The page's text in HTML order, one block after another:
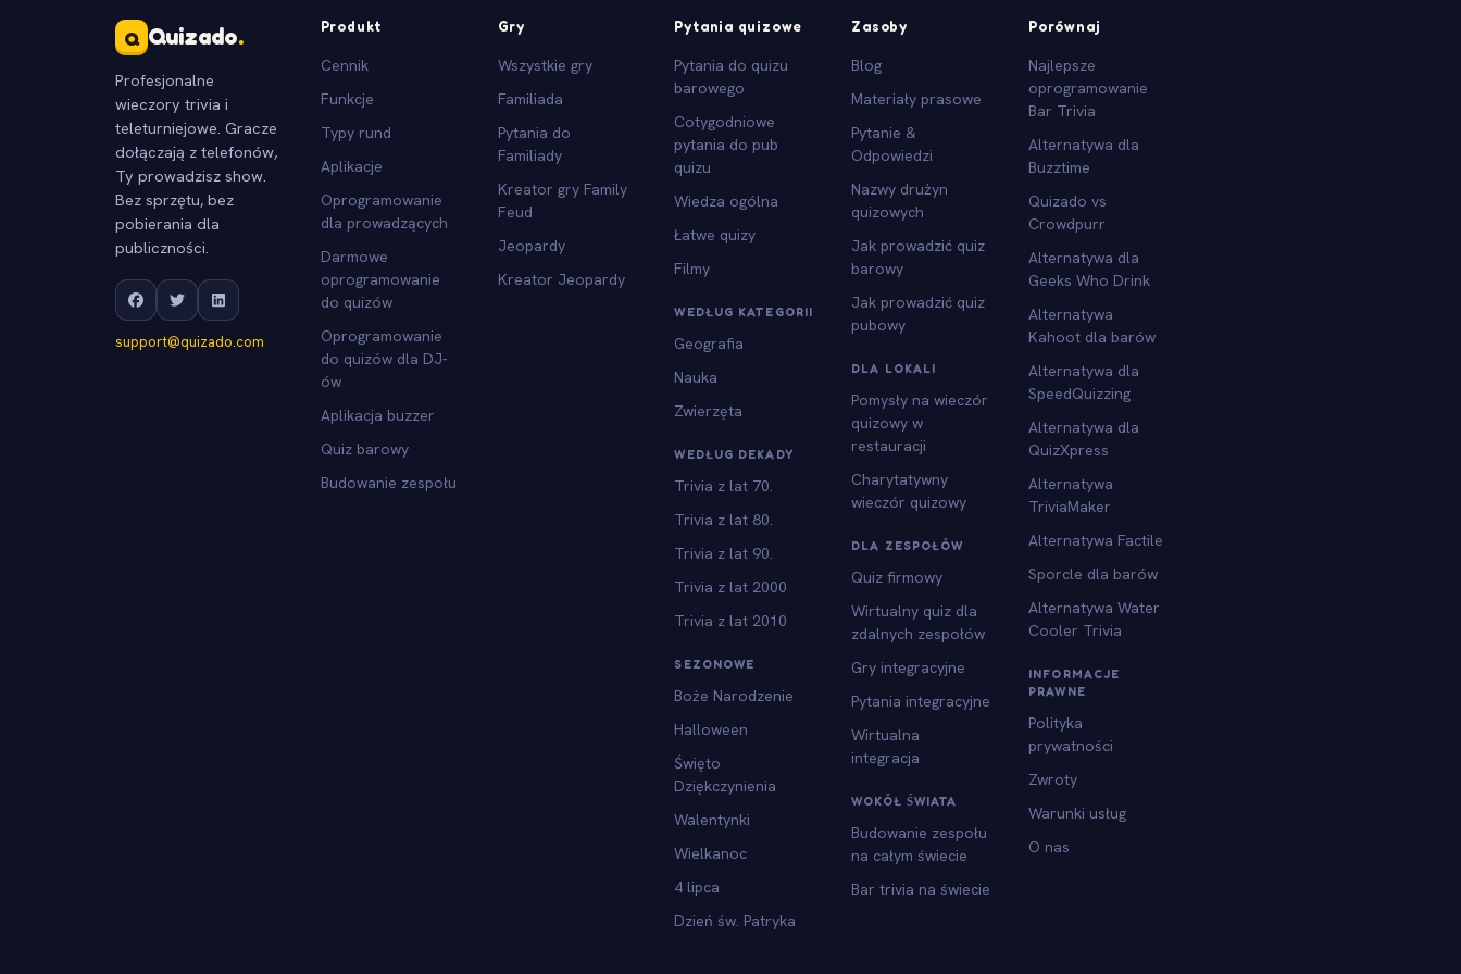
Q Quizado.
Profesjonalne
wieczory trivia i
teleturniejowe. Gracze
dołączają z telefonów,
Ty prowadzisz show.
Bez sprzętu, bez
pobierania dla
publiczności.
support@quizado.com
Produkt
Cennik
Funkcje
Typy rund
Aplikacje
Oprogramowanie
dla prowadzących
Darmowe
oprogramowanie
do quizów
Oprogramowanie
do quizów dla DJ-
ów
Aplikacja buzzer
Quiz barowy
Budowanie zespołu
Gry
Wszystkie gry
Familiada
Pytania do
Familiady
Kreator gry Family
Feud
Jeopardy
Kreator Jeopardy
Pytania quizowe
Pytania do quizu
barowego
Cotygodniowe
pytania do pub
quizu
Wiedza ogólna
Łatwe quizy
Filmy
WEDŁUG KATEGORII
Geografia
Nauka
Zwierzęta
WEDŁUG DEKADY
Trivia z lat 70.
Trivia z lat 80.
Trivia z lat 90.
Trivia z lat 2000
Trivia z lat 2010
SEZONOWE
Boże Narodzenie
Halloween
Święto
Dziękczynienia
Walentynki
Wielkanoc
4 lipca
Dzień św. Patryka
Zasoby
Blog
Materiały prasowe
Pytanie &
Odpowiedzi
Nazwy drużyn
quizowych
Jak prowadzić quiz
barowy
Jak prowadzić quiz
pubowy
DLA LOKALI
Pomysły na wieczór
quizowy w
restauracji
Charytatywny
wieczór quizowy
DLA ZESPOŁÓW
Quiz firmowy
Wirtualny quiz dla
zdalnych zespołów
Gry integracyjne
Pytania integracyjne
Wirtualna
integracja
WOKÓŁ ŚWIATA
Budowanie zespołu
na całym świecie
Bar trivia na świecie
Porównaj
Najlepsze
oprogramowanie
Bar Trivia
Alternatywa dla
Buzztime
Quizado vs
Crowdpurr
Alternatywa dla
Geeks Who Drink
Alternatywa
Kahoot dla barów
Alternatywa dla
SpeedQuizzing
Alternatywa dla
QuizXpress
Alternatywa
TriviaMaker
Alternatywa Factile
Sporcle dla barów
Alternatywa Water
Cooler Trivia
INFORMACJE
PRAWNE
Polityka
prywatności
Zwroty
Warunki usług
O nas